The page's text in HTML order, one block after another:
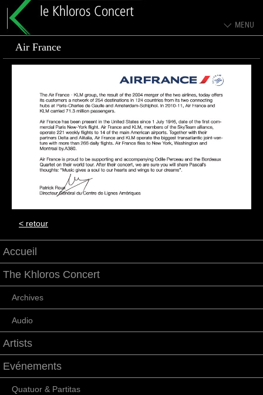
Air France
< retour
Accueil
The Khloros Concert
Archives
Audio
Artists
Evénements
Quatuor & Partitas